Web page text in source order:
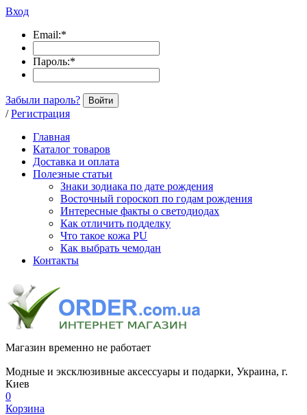
Вход
Email:*
Пароль:*
Забыли пароль? Войти
/ Регистрация
Главная
Каталог товаров
Доставка и оплата
Полезные статьи
Знаки зодиака по дате рождения
Восточный гороскоп по годам рождения
Интересные факты о светодиодах
Как отличить подделку
Что такое кожа PU
Как выбрать чемодан
Контакты
Магазин временно не работает
Модные и эксклюзивные аксессуары и подарки, Украина, г.
Киев
0
Корзина